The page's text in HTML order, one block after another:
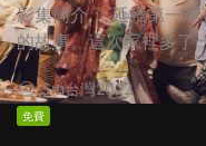
影集簡介： 延續第一
的故事。這次家裡多了
5m台灣2022
免費